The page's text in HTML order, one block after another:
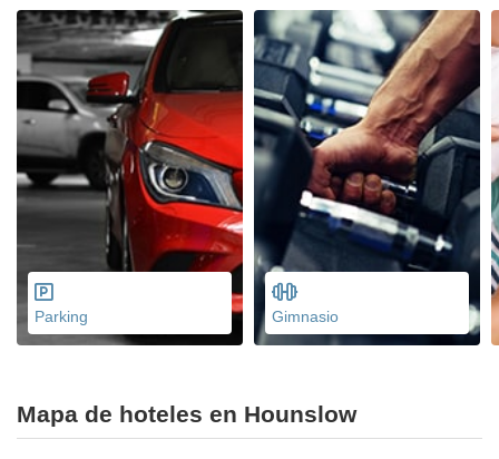
Parking Gimnasio
Mapa de hoteles en Hounslow